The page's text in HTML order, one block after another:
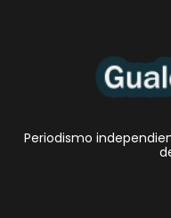
Periodismo